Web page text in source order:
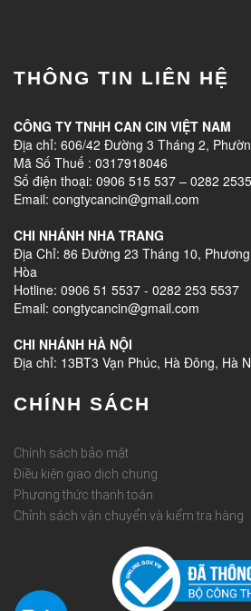
THÔNG TIN LIÊN HỆ
CÔNG TY TNHH CAN CIN VIỆT NAM
Địa chỉ: 606/42 Đường 3 Tháng 2,
Mã Số Thuế : 0317918046
Số điện thoại: 0906 515 537 – 0282
Email: congtycancin@gmail.com
CHI NHÁNH NHA TRANG
Địa Chỉ: 86 Đường 23 Tháng 10,
Hòa
Hotline: 0906 51 5537 - 0282 253 5537
Email: congtycancin@gmail.com
CHI NHÁNH HÀ NỘI
Địa chỉ: 13BT3 Vạn Phúc, Hà Đông, Hà
CHÍNH SÁCH
Chính sách bảo mật
Điều kiện giao dịch chung
Phương thức thanh toán
Chỉnh sách vận chuyển và kiểm tra hàng